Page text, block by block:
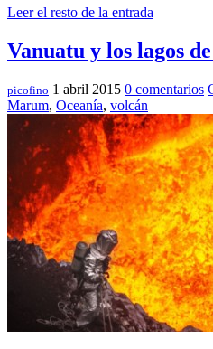
Leer el resto de la entrada
Vanuatu y los lagos
picofino 1 abril 2015 0 comentarios
Marum, Oceanía, volcán